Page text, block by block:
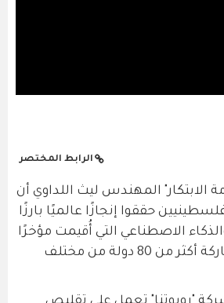
الرابط المختصر
الابتكار" المهندس ليث اللداوي أن
حققوا إنجازًا عالميًا بارزًا
الاصطناعي التي أُقيمت مؤخرًا
في إندونيسيا، بمشاركة أكثر من 80 دولة من مختلف